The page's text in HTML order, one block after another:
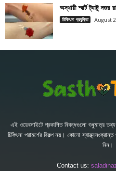
অস্থায়ী স্মার্ট ট্যাটু নজর
চিকিৎসা প্রযুক্তি August
এই ওয়েবসাইটে প্রকাশিত নিবন্ধগুলো শুধুমাত্র
চিকিৎসা পরামর্শের বিকল্প নয়। কোনো
নিন।
Contact us: